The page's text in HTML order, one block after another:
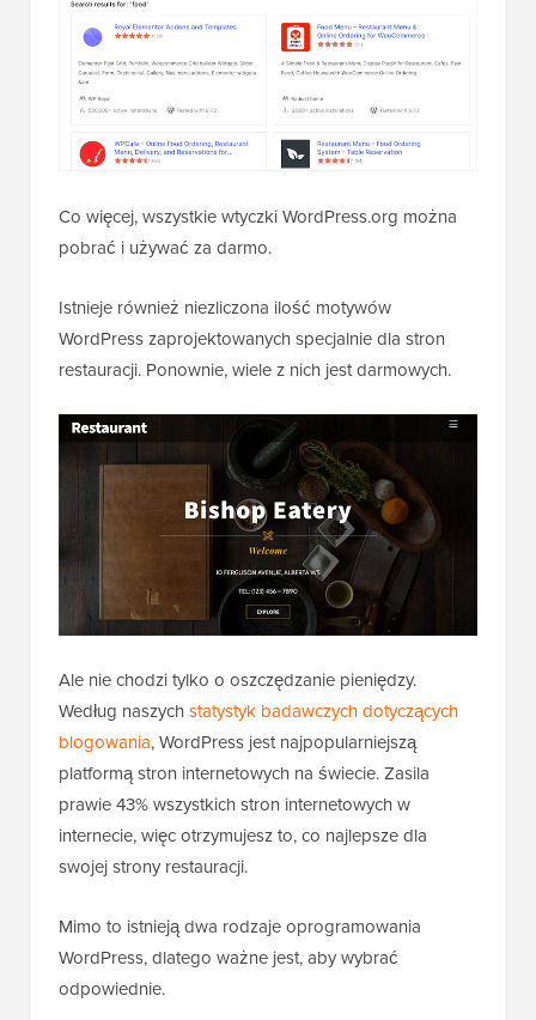
Co więcej, wszystkie wtyczki WordPress.org można
pobrać i używać za darmo.
Istnieje również niezliczona ilość motywów
WordPress zaprojektowanych specjalnie dla stron
restauracji. Ponownie, wiele z nich jest darmowych.
Ale nie chodzi tylko o oszczędzanie pieniędzy.
Według naszychstatystyk badawczych dotyczących
blogowania, WordPress jest najpopularniejszą
platformą stron internetowych na świecie. Zasila
prawie 43% wszystkich stron internetowych w
internecie, więc otrzymujesz to, co najlepsze dla
swojej strony restauracji.
Mimo to istnieją dwa rodzaje oprogramowania
WordPress, dlatego ważne jest, aby wybrać
odpowiednie.